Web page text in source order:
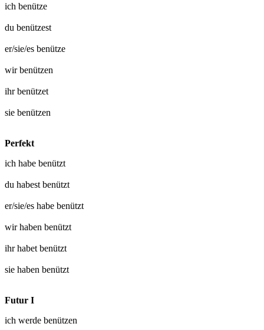
ich benütze
du benützest
er/sie/es benütze
wirbenützen
ihrbenützet
sie benützen
Perfekt
ich habe benützt
du habest benützt
er/sie/es habe benützt
wir haben benützt
ihr habet benützt
sie haben benützt
Futur I
ich werde benützen